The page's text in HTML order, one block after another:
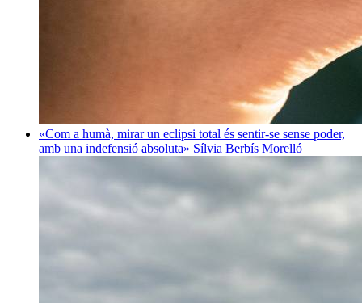
«Com a humà, mirar un eclipsi total és sentir-se sense poder,
amb una indefensió absoluta» Sílvia Berbís Morelló